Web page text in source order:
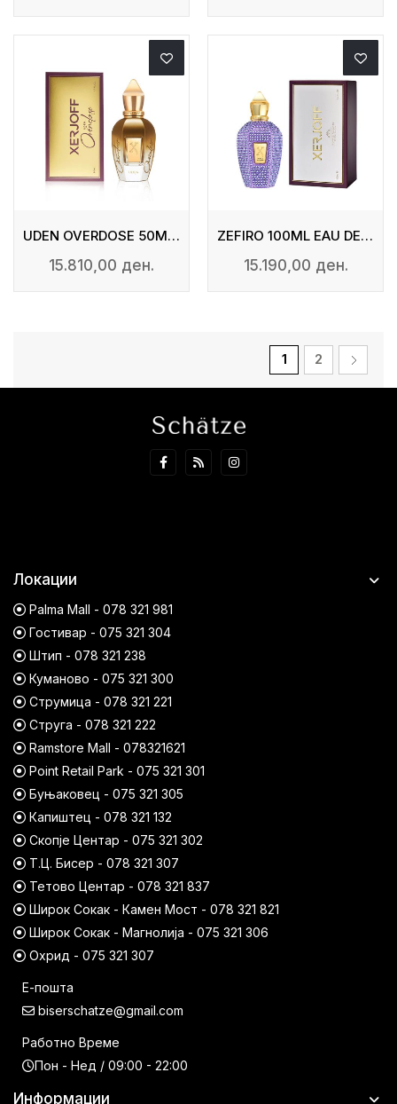
UDEN OVERDOSE 50ML PARFUM
15.810,00 ден.
ZEFIRO 100ML EAU DE PARFUM
15.190,00 ден.
1 2
Локации
Palma Mall - 078 321 981
Гостивар - 075 321 304
Штип - 078 321 238
Куманово - 075 321 300
Струмица - 078 321 221
Струга - 078 321 222
Ramstore Mall - 078321621
Point Retail Park - 075 321 301
Буњаковец - 075 321 305
Капиштец - 078 321 132
Скопје Центар - 075 321 302
Т.Ц. Бисер - 078 321 307
Тетово Центар - 078 321 837
Широк Сокак - Камен Мост - 078 321 821
Широк Сокак - Магнолија - 075 321 306
Охрид - 075 321 307
Е-пошта
biserschatze@gmail.com
Работно Време
Пон - Нед / 09:00 - 22:00
Информации